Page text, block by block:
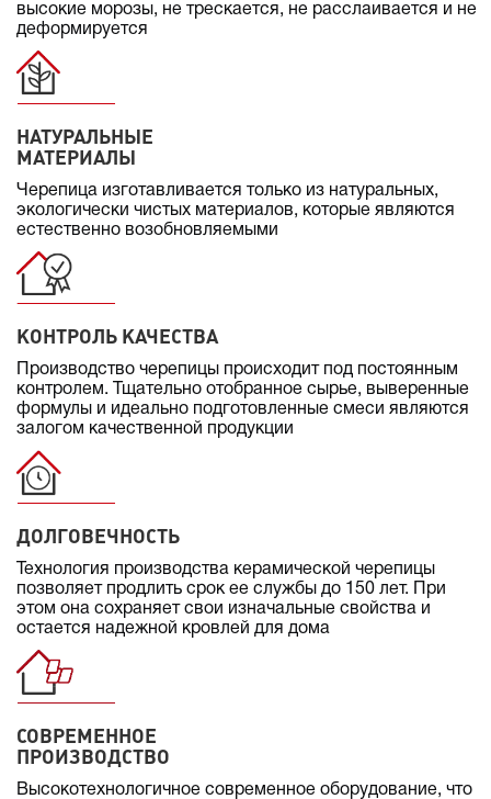
высокие морозы, не трескается, не расслаивается и не
деформируется
НАТУРАЛЬНЫЕ
МАТЕРИАЛЫ
Черепица изготавливается только из натуральных,
экологически чистых материалов, которые являются
естественно возобновляемыми
КОНТРОЛЬ КАЧЕСТВА
Производство черепицы происходит под постоянным
контролем. Тщательно отобранное сырье, выверенные
формулы и идеально подготовленные смеси являются
залогом качественной продукции
ДОЛГОВЕЧНОСТЬ
Технология производства керамической черепицы
позволяет продлить срок ее службы до 150 лет. При
этом она сохраняет свои изначальные свойства и
остается надежной кровлей для дома
СОВРЕМЕННОЕ
ПРОИЗВОДСТВО
Высокотехнологичное современное оборудование, что